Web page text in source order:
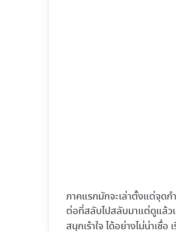
ภาคแรกมักจะเล่าตั้งแต่จุด
ต่อที่สลับไปสลับมาแต่ดูแล้ว
สนุกเร้าใจ ได้อย่างไม่น่าเชื่